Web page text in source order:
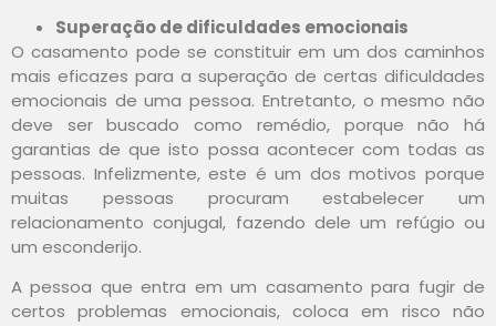
Superação de dificuldades emocionais
O casamento pode se constituir em um dos caminhos
mais eficazes para a superação de certas dificuldades
emocionais de uma pessoa. Entretanto, o mesmo não
deve ser buscado como remédio, porque não há
garantias de que isto possa acontecer com todas as
pessoas. Infelizmente, este é um dos motivos porque
muitas pessoas procuram estabelecer um
relacionamento conjugal, fazendo dele um refúgio ou
um esconderijo.
A pessoa que entra em um casamento para fugir de
certos problemas emocionais, coloca em risco não